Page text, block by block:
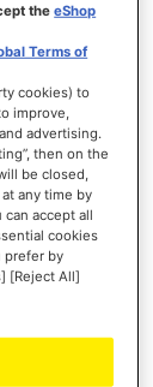
VISTA
theeShop
Terms of
cookies) to
improve,
advertising.
then on the
be closed,
any time by
accept all
cookies
prefer by
[Reject All]